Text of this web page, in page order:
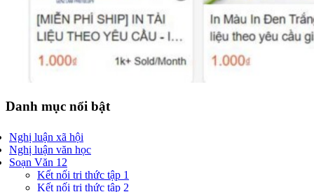
Danh mục nổi bật
Nghị luận xã hội
Nghị luận văn học
Soạn Văn 12
Kết nối tri thức tập 1
Kết nối tri thức tập 2